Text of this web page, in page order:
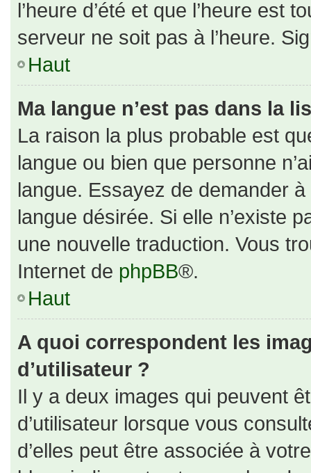
l’heure d’été et que l’heure est
serveur ne soit pas à l’heure.
Haut
Ma langue n’est pas dans la
La raison la plus probable est
langue ou bien que personne
langue. Essayez de demander
langue désirée. Si elle n’existe
une nouvelle traduction. Vous
Internet de phpBB®.
Haut
A quoi correspondent les
d’utilisateur ?
Il y a deux images qui peuvent
d’utilisateur lorsque vous
d’elles peut être associée à